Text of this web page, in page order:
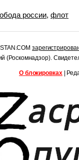
россии, флот
(Роскомнадзор).
О блокировках|